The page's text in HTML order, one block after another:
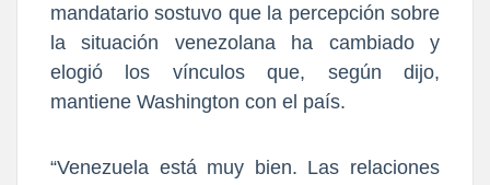
mandatario sostuvo que la percepción sobre
la situación venezolana ha cambiado y
elogió los vínculos que, según dijo,
mantiene Washington con el país.
“Venezuela está muy bien. Las relaciones